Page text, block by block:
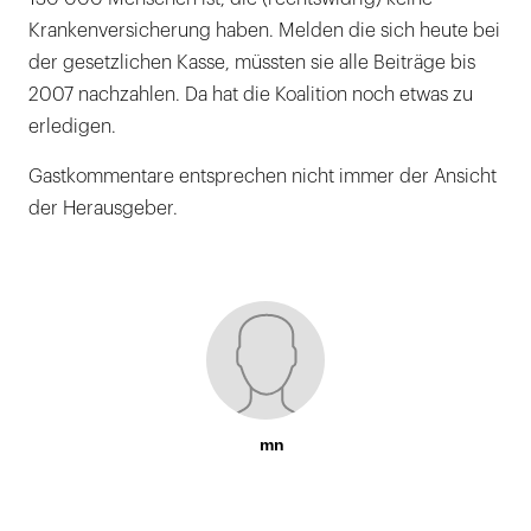
Krankenversicherung haben. Melden die sich heute bei
der gesetzlichen Kasse, müssten sie alle Beiträge bis
2007 nachzahlen. Da hat die Koalition noch etwas zu
erledigen.
Gastkommentare entsprechen nicht immer der Ansicht
der Herausgeber.
mn